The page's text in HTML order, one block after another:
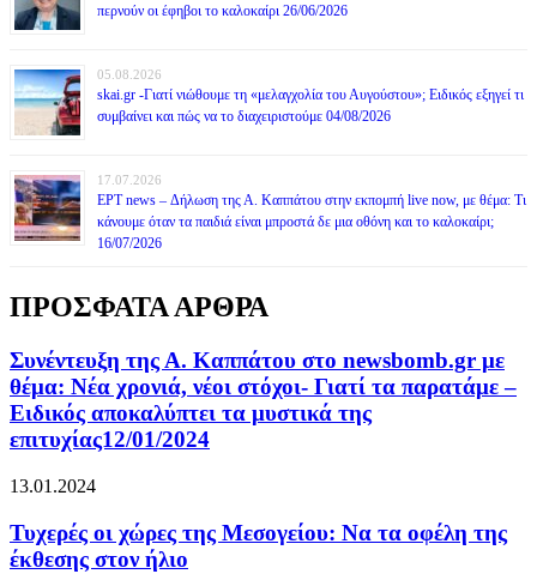
περνούν οι έφηβοι το καλοκαίρι 26/06/2026
05.08.2026
skai.gr -Γιατί νιώθουμε τη «μελαγχολία του Αυγούστου»; Ειδικός εξηγεί τι
συμβαίνει και πώς να το διαχειριστούμε 04/08/2026
17.07.2026
ΕΡΤ news – Δήλωση της Α. Καππάτου στην εκπομπή live now, με θέμα: Τι
κάνουμε όταν τα παιδιά είναι μπροστά δε μια οθόνη και το καλοκαίρι;
16/07/2026
ΠΡΟΣΦΑΤΑ ΑΡΘΡΑ
Συνέντευξη της Α. Καππάτου στο newsbomb.gr με
θέμα: Νέα χρονιά, νέοι στόχοι- Γιατί τα παρατάμε –
Ειδικός αποκαλύπτει τα μυστικά της
επιτυχίας12/01/2024
13.01.2024
Τυχερές οι χώρες της Μεσογείου: Να τα οφέλη της
έκθεσης στον ήλιο